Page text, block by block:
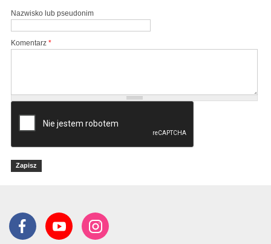
Nazwisko lub pseudonim
Komentarz *